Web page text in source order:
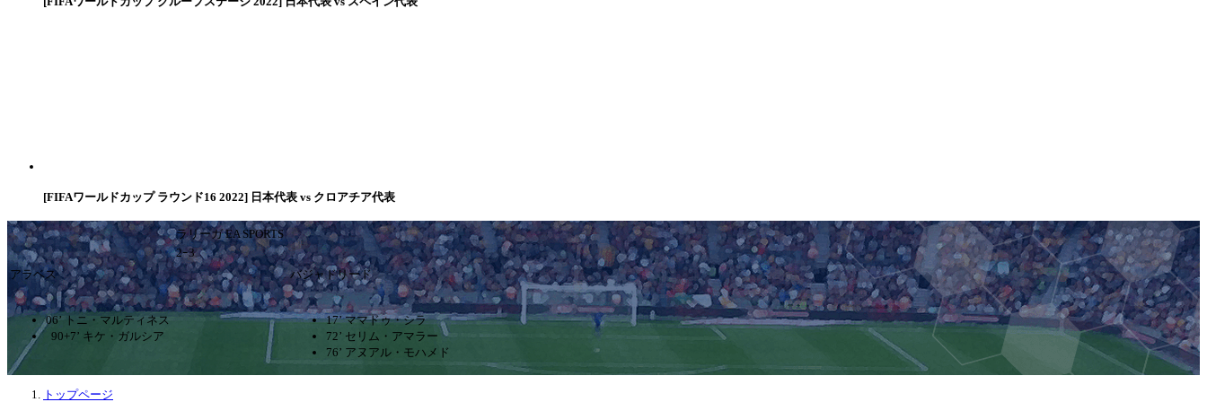
[FIFAワールドカップ ラウンド16 2022] 日本代表 vs クロアチア代表
ラリーガ EA SPORTS
2ｰ3
アラベス
バジャドリード
06’ トニ・マルティネス
90+7’ キケ・ガルシア
17’ ママドゥ・シラ
72’ セリム・アマラー
76’ アヌアル・モハメド
トップページ